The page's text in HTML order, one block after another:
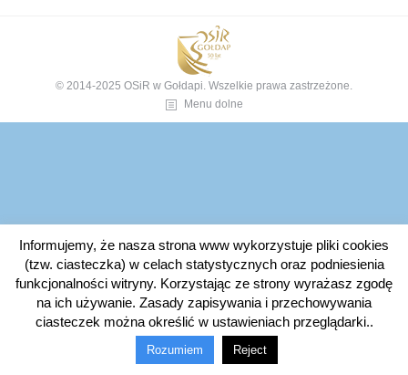
© 2014-2025 OSiR w Gołdapi. Wszelkie prawa zastrzeżone.
Menu dolne
Informujemy, że nasza strona www wykorzystuje pliki cookies
(tzw. ciasteczka) w celach statystycznych oraz podniesienia
funkcjonalności witryny. Korzystając ze strony wyrażasz zgodę
na ich używanie. Zasady zapisywania i przechowywania
ciasteczek można określić w ustawieniach przeglądarki..
Rozumiem Reject